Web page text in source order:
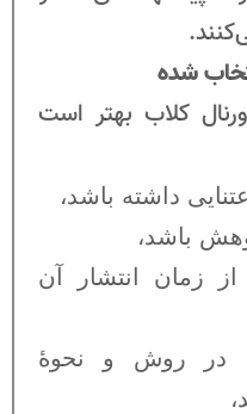
شده
کلاب بهتر است
داشته باشد،
باشد،
زمان انتشار آن
در روش و نحوۀ